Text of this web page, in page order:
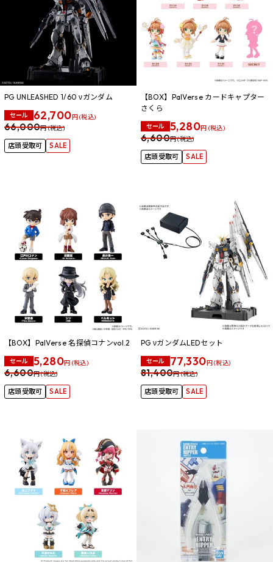
PG UNLEASHED 1/60 νガンダム
セール 62,700円 (税込)
66,000円 (税込)
店頭受取可 SALE
【BOX】PalVerse カードキャプター
さくら
セール 5,280円 (税込)
6,600円 (税込)
店頭受取可 SALE
【BOX】PalVerse 名探偵コナンvol.2
セール 5,280円 (税込)
6,600円 (税込)
店頭受取可 SALE
PG νガンダムLEDセット
セール 77,330円 (税込)
81,400円 (税込)
店頭受取可 SALE